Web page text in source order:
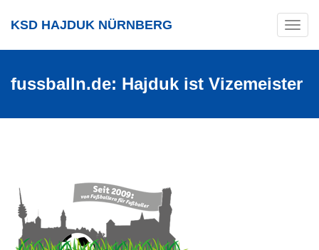
Toggle
KSD HAJDUK NÜRNBERG
fussballn.de: Hajduk ist Vizemeister